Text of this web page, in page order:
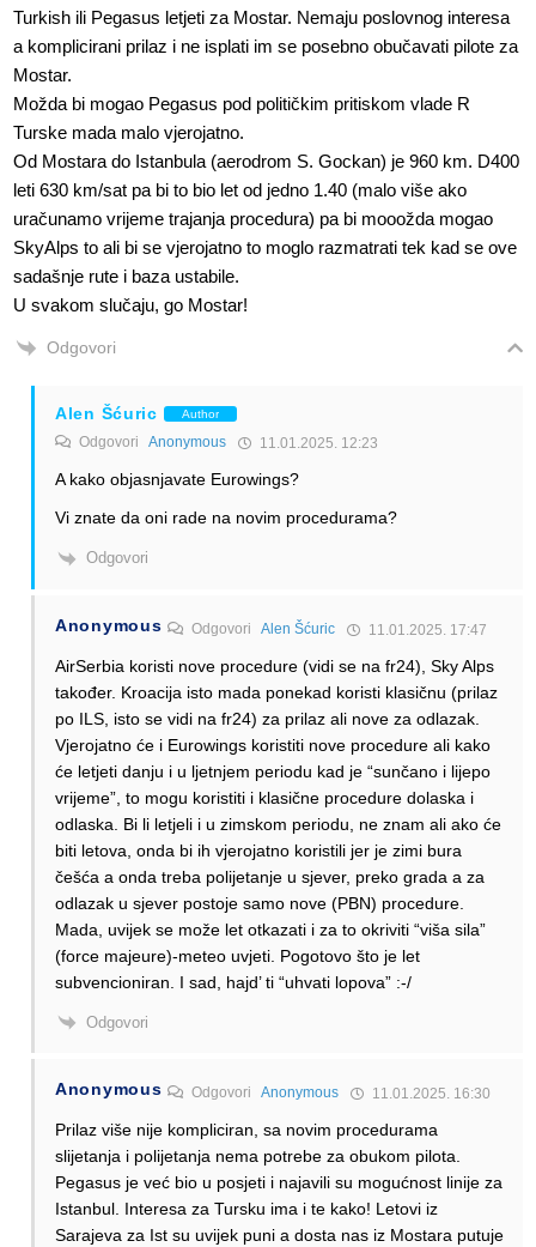
Turkish ili Pegasus letjeti za Mostar. Nemaju poslovnog interesa
a komplicirani prilaz i ne isplati im se posebno obučavati pilote za
Mostar.
Možda bi mogao Pegasus pod političkim pritiskom vlade R
Turske mada malo vjerojatno.
Od Mostara do Istanbula (aerodrom S. Gockan) je 960 km. D400
leti 630 km/sat pa bi to bio let od jedno 1.40 (malo više ako
uračunamo vrijeme trajanja procedura) pa bi mooožda mogao
SkyAlps to ali bi se vjerojatno to moglo razmatrati tek kad se ove
sadašnje rute i baza ustabile.
U svakom slučaju, go Mostar!
Odgovori
Alen Šćuric Author
Odgovori Anonymous 11.01.2025. 12:23
A kako objasnjavate Eurowings?
Vi znate da oni rade na novim procedurama?
Odgovori
Anonymous OdgovoriAlen Šćuric 11.01.2025. 17:47
AirSerbia koristi nove procedure (vidi se na fr24), Sky Alps
također. Kroacija isto mada ponekad koristi klasičnu (prilaz
po ILS, isto se vidi na fr24) za prilaz ali nove za odlazak.
Vjerojatno će i Eurowings koristiti nove procedure ali kako
će letjeti danju i u ljetnjem periodu kad je “sunčano i lijepo
vrijeme”, to mogu koristiti i klasične procedure dolaska i
odlaska. Bi li letjeli i u zimskom periodu, ne znam ali ako će
biti letova, onda bi ih vjerojatno koristili jer je zimi bura
češća a onda treba polijetanje u sjever, preko grada a za
odlazak u sjever postoje samo nove (PBN) procedure.
Mada, uvijek se može let otkazati i za to okriviti “viša sila”
(force majeure)-meteo uvjeti. Pogotovo što je let
subvencioniran. I sad, hajd’ ti “uhvati lopova” :-/
Odgovori
Anonymous OdgovoriAnonymous 11.01.2025. 16:30
Prilaz više nije kompliciran, sa novim procedurama
slijetanja i polijetanja nema potrebe za obukom pilota.
Pegasus je već bio u posjeti i najavili su mogućnost linije za
Istanbul. Interesa za Tursku ima i te kako! Letovi iz
Sarajeva za Ist su uvijek puni a dosta nas iz Mostara putuje